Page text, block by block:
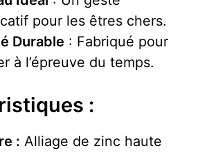
pour les êtres chers.
Durable : Fabriqué pour
à l’épreuve du temps.
:
: Alliage de zinc haute